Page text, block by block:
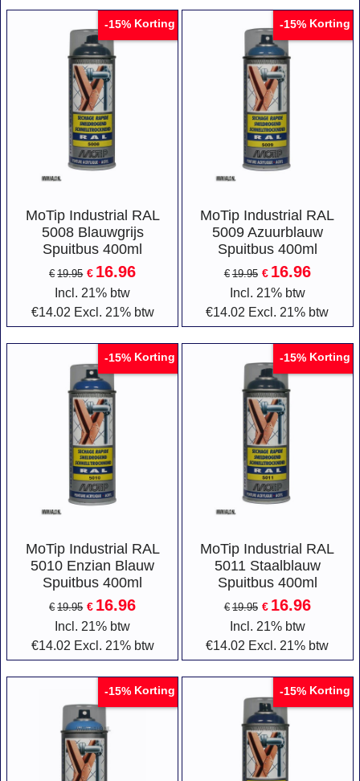
-15% Korting
MoTip Industrial RAL
5008 Blauwgrijs
Spuitbus 400ml
€ 19.95 € 16.96
Incl. 21% btw
€14.02 Excl. 21% btw
-15% Korting
MoTip Industrial RAL
5009 Azuurblauw
Spuitbus 400ml
€ 19.95 € 16.96
Incl. 21% btw
€14.02 Excl. 21% btw
-15% Korting
MoTip Industrial RAL
5010 Enzian Blauw
Spuitbus 400ml
€ 19.95 € 16.96
Incl. 21% btw
€14.02 Excl. 21% btw
-15% Korting
MoTip Industrial RAL
5011 Staalblauw
Spuitbus 400ml
€ 19.95 € 16.96
Incl. 21% btw
€14.02 Excl. 21% btw
-15% Korting -15% Korting